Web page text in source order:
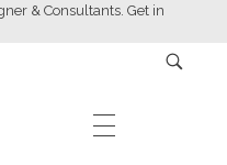
& Consultants. Get in